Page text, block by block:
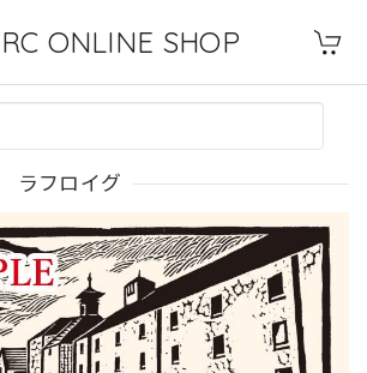
ONLINE SHOP
ラフロイグ